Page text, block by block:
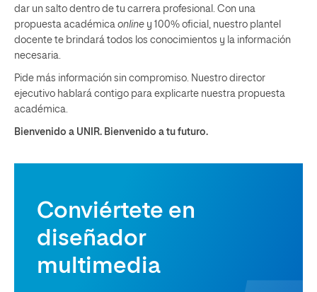
dar un salto dentro de tu carrera profesional. Con una
propuesta académica online y 100% oficial, nuestro plantel
docente te brindará todos los conocimientos y la información
necesaria.
Pide más información sin compromiso. Nuestro director
ejecutivo hablará contigo para explicarte nuestra propuesta
académica.
Bienvenido a UNIR. Bienvenido a tu futuro.
Conviértete en
diseñador
multimedia